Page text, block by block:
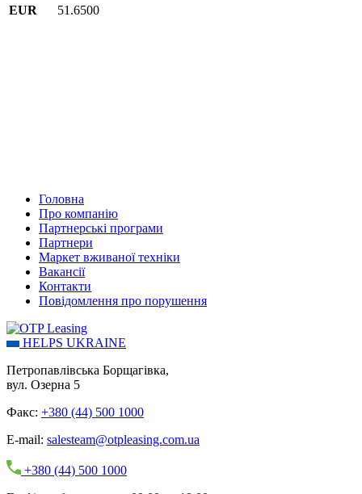
EUR
51.6500
Головна
Про компанію
Партнерські програми
Партнери
Маркет вживаної техніки
Вакансії
Контакти
Повідомлення про порушення
HELPS UKRAINE
Петропавлівська Борщагівка,
вул. Озерна 5
Факс: +380 (44) 500 1000
E-mail: salesteam@otpleasing.com.ua
+380 (44) 500 1000